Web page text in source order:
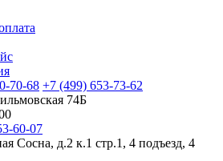
70-68 +7 (499) 653-73-62
74Б
60-07
Сосна, д.2 к.1 стр.1, 4 подъезд, 4